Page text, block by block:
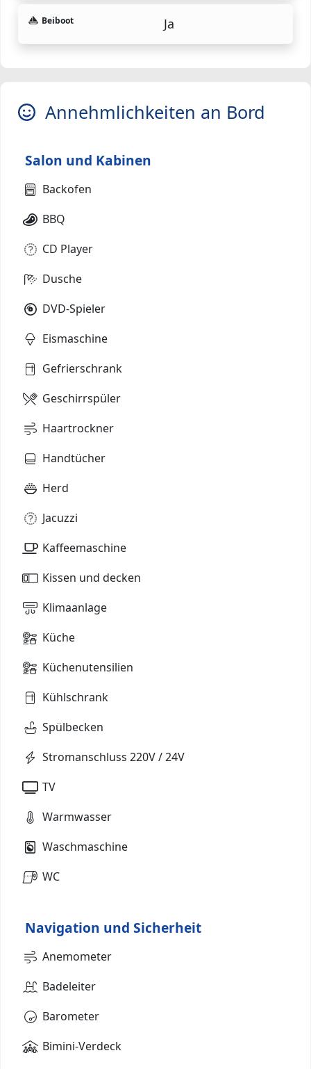
Beiboot Ja
Annehmlichkeiten an Bord
Salon und Kabinen
Backofen
BBQ
CD Player
Dusche
DVD-Spieler
Eismaschine
Gefrierschrank
Geschirrspüler
Haartrockner
Handtücher
Herd
Jacuzzi
Kaffeemaschine
Kissen und decken
Klimaanlage
Küche
Küchenutensilien
Kühlschrank
Spülbecken
Stromanschluss 220V / 24V
TV
Warmwasser
Waschmaschine
WC
Navigation und Sicherheit
Anemometer
Badeleiter
Barometer
Bimini-Verdeck